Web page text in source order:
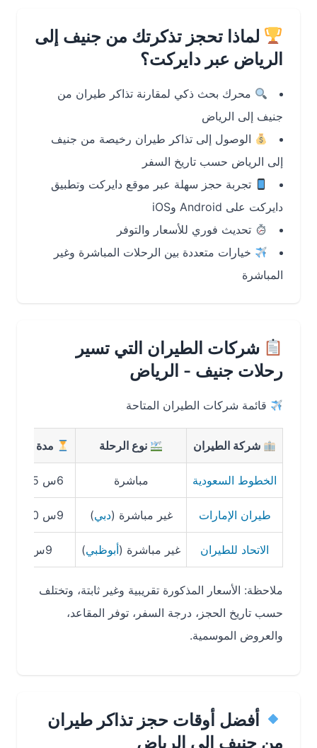
لماذا تحجز تذكرتك من جنيف إلى
الرياض عبر دايركت؟
محرك بحث ذكي لمقارنة تذاكر طيران من
جنيف إلى الرياض
الوصول إلى تذاكر طيران رخيصة من جنيف
إلى الرياض حسب تاريخ السفر
تجربة حجز سهلة عبر موقع دايركت وتطبيق
دايركت على Android وiOS
تحديث فوري للأسعار والتوفر
خيارات متعددة بين الرحلات المباشرة وغير
المباشرة
شركات الطيران التي تسير
رحلات جنيف - الرياض
قائمة شركات الطيران المتاحة
شركة الطيران نوع الرحلة مدة الرحلة
الخطوط السعودية مباشرة
طيران الإمارات غير مباشرة (دبي) 9س 30د
الاتحاد للطيران غير مباشرة (أبوظبي)
ملاحظة: الأسعار المذكورة تقريبية وغير ثابتة، وتختلف
حسب تاريخ الحجز، درجة السفر، توفر المقاعد،
والعروض الموسمية.
أفضل أوقات حجز تذاكر طيران
من جنيف إلى الرياض